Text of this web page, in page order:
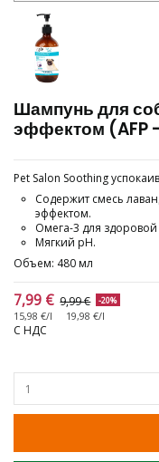
Шампунь для
эффектом (AFP
Pet Salon Soothing
Содержит смесь
эффектом.
Омега-3 для
Мягкий pH.
Объем: 480 мл
7,99 € 9,99 € -20%
15,98 €/l 19,98 €/l
С НДС